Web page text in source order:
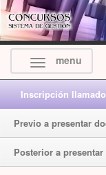
menu
Inscripción
Previo a presentar
Posterior a